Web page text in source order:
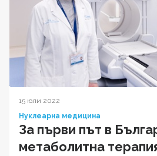
15 юли 2022
Нуклеарна медицина
За първи път в
метаболитна